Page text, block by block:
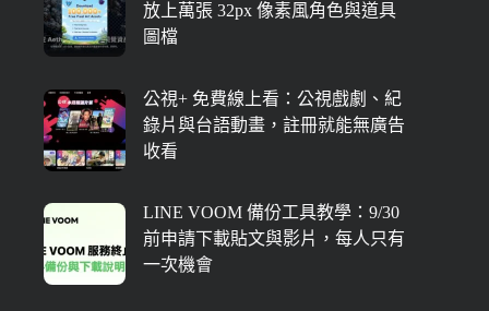
放上萬張 32px 像素風角色與道具
圖檔
公視+ 免費線上看：公視戲劇、紀
錄片與台語動畫，註冊就能無廣告
收看
LINE VOOM 備份工具教學：9/30
前申請下載貼文與影片，每人只有
一次機會